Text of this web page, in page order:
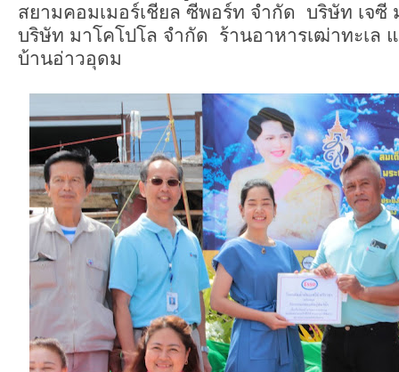
สยามคอมเมอร์เชียล ซีพอร์ท จำกัด บริษัท เจซี
บริษัท มาโคโปโล จำกัด ร้านอาหารเฒ่าทะเล
บ้านอ่าวอุดม